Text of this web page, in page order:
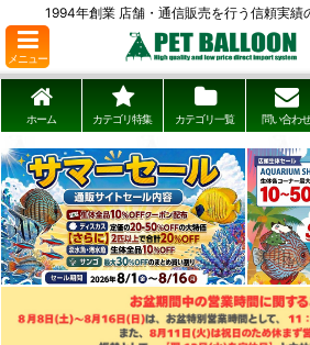
1994年創業 店舗・通信販売を行う信頼実績
メニュー
ホーム カテゴリ特集 カテゴリ一覧 問い合わ